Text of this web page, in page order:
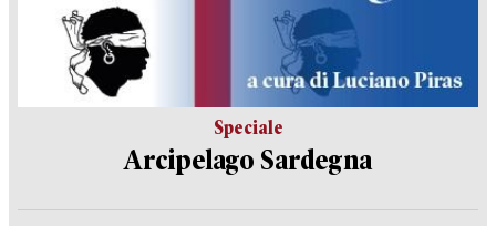
Speciale
Arcipelago Sardegna